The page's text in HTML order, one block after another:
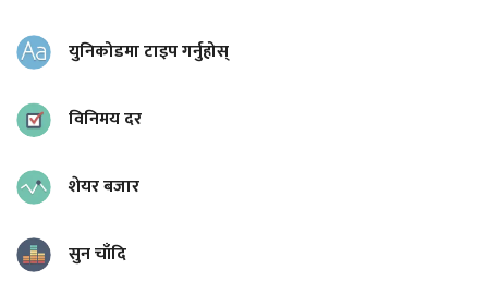
युनिकोडमा टाइप गर्नुहोस्
विनिमय दर
शेयर बजार
सुन चाँदि